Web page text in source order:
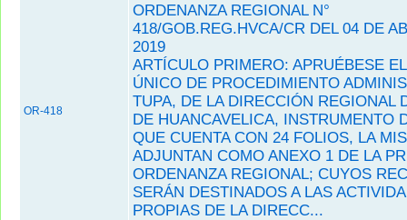
OR-418
ORDENANZA REGIONAL N°
418/GOB.REG.HVCA/CR DEL 04 DE
2019
ARTÍCULO PRIMERO: APRUÉBESE
ÚNICO DE PROCEDIMIENTO
TUPA, DE LA DIRECCIÓN REGIONAL
DE HUANCAVELICA, INSTRUMENTO
QUE CUENTA CON 24 FOLIOS, LA
ADJUNTAN COMO ANEXO 1 DE LA
ORDENANZA REGIONAL; CUYOS
SERÁN DESTINADOS A LAS
PROPIAS DE LA DIRECC...